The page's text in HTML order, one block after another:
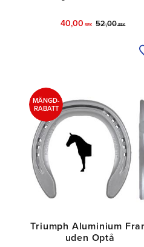
til ønskeliste
40,00 SEK 52,00SEK
Triumph Aluminium
uden Optå
MÄNGD-
RABATT